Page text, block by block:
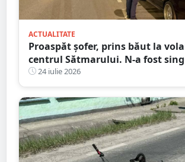
ACTUALITATE
Proaspăt șofer, prins băut la
centrul Sătmarului. N-a fost
călcat pe bec
24 iulie 2026